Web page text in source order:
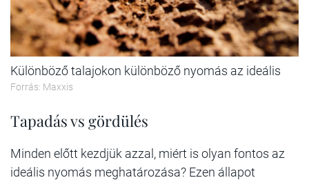
Különböző talajokon különböző nyomás az ideális
Forrás: Maxxis
Tapadás vs gördülés
Minden előtt kezdjük azzal, miért is olyan fontos az
ideális nyomás meghatározása? Ezen állapot